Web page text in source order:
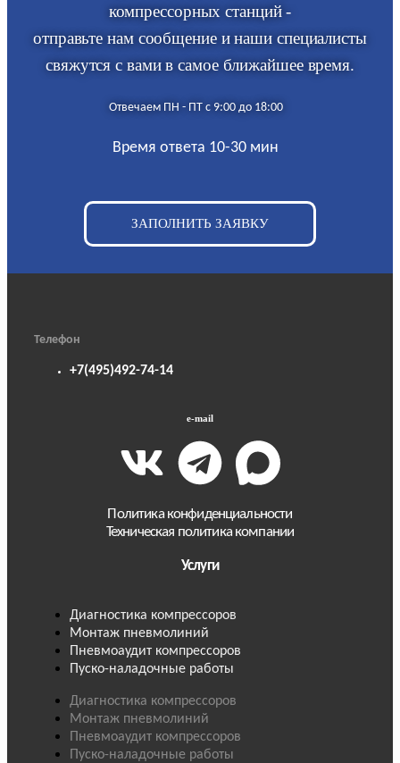
компрессорных станций -
отправьте нам сообщение и наши специалисты
свяжутся с вами в самое ближайшее время.
Отвечаем ПН - ПТ с 9:00 до 18:00
Время ответа 10-30 мин
ЗАПОЛНИТЬ ЗАЯВКУ
Телефон
+7(495)492-74-14
e-mail
Политика конфиденциальности
Техническая политика компании
Услуги
Диагностика компрессоров
Монтаж пневмолиний
Пневмоаудит компрессоров
Пуско-наладочные работы
Диагностика компрессоров
Монтаж пневмолиний
Пневмоаудит компрессоров
Пуско-наладочные работы